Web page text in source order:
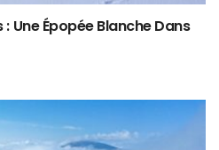
Une Épopée Blanche Dans